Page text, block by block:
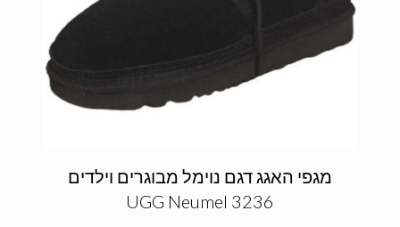
מגפי האגג דגם נוימל מבוגרים וילדים
UGG Neumel 3236